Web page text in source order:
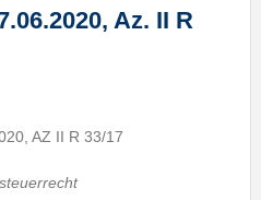
Az. II R
AZ II R 33/17